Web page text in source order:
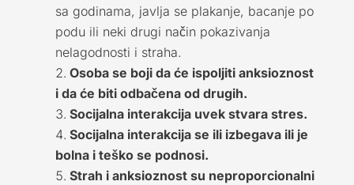
sa godinama, javlja se plakanje, bacanje po
podu ili neki drugi način pokazivanja
nelagodnosti i straha.
Osoba se boji da će ispoljiti anksioznost
i da će biti odbačena od drugih.
Socijalna interakcija uvek stvara stres.
Socijalna interakcija se ili izbegava ili je
bolna i teško se podnosi.
Strah i anksioznost su neproporcionalni